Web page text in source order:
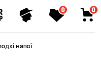
0 0
напої